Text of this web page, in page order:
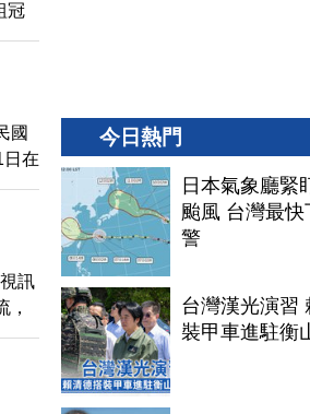
冠
國
在
企
訊
，
今日熱門
日本氣象廳緊
颱風 台灣最
警
台灣漢光演習
裝甲車進駐衡